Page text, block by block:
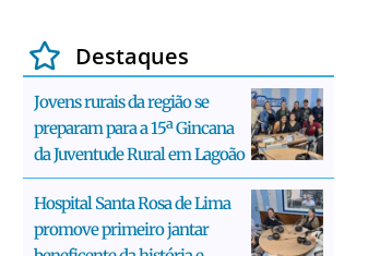
Destaques
Jovens rurais da região se
preparam para a 15ª Gincana
da Juventude Rural em Lagoão
Hospital Santa Rosa de Lima
promove primeiro jantar